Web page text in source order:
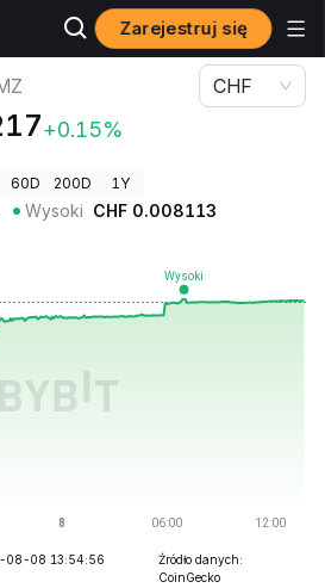
Zarejestruj się
ENIMZ
+0.15%
CHF
60D 200D 1Y
Wysoki CHF 0.008113
08-08 13:54:56
Źródło danych:
CoinGecko